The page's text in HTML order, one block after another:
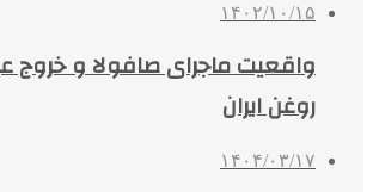
۱۴۰۲/۱۰/۱۵
واقعیت ماجرای صافولا و خروج
روغن ایران
۱۴۰۴/۰۳/۱۷